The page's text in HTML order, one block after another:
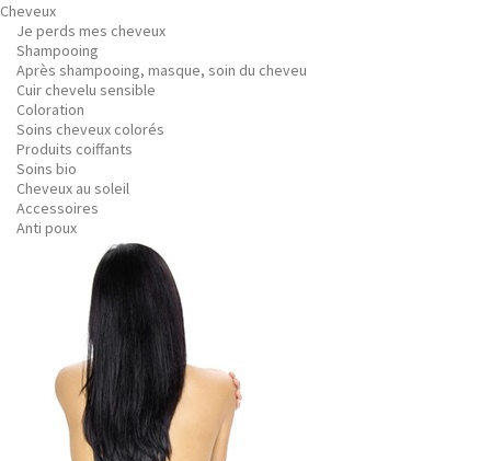
Cheveux
Je perds mes cheveux
Shampooing
Après shampooing, masque, soin du cheveu
Cuir chevelu sensible
Coloration
Soins cheveux colorés
Produits coiffants
Soins bio
Cheveux au soleil
Accessoires
Anti poux